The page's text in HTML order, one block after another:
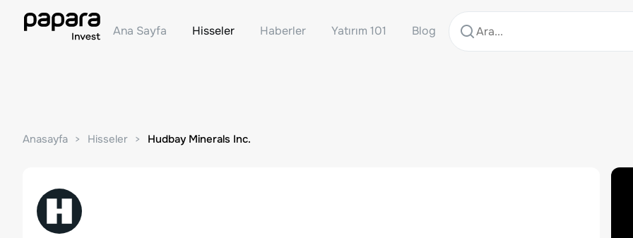
Ana Sayfa Hisseler Haberler Yatırım 101 Blog
Anasayfa Hisseler Hudbay Minerals Inc.